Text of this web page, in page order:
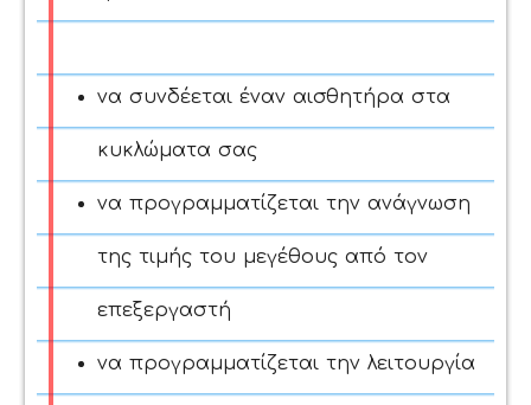
να συνδέεται έναν αισθητήρα στα
κυκλώματα σας
να προγραμματίζεται την ανάγνωση
της τιμής του μεγέθους από τον
επεξεργαστή
να προγραμματίζεται την λειτουργία